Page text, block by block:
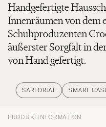
Handgefertigte
Innenräumen von dem
Schuhproduzenten
äußerster Sorgfalt in
von Hand gefertigt.
SARTORIAL SMART
PRODUKTINFORMATION